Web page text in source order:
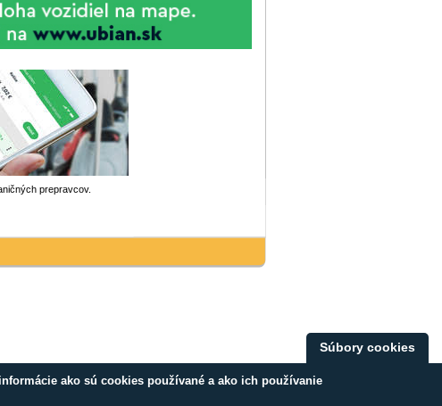
prepravcov.
Súbory cookies
ako sú cookies používané a ako ich používanie